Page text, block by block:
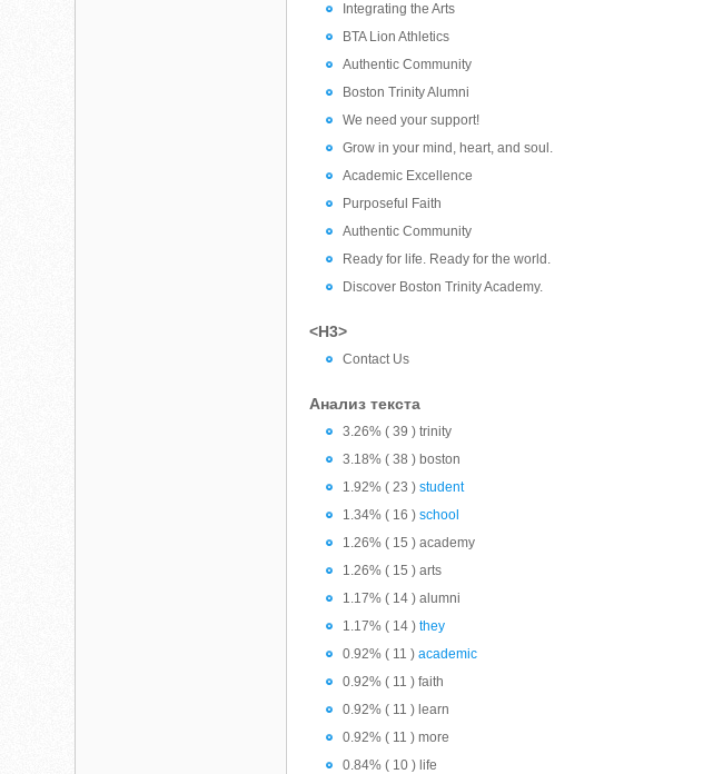
Integrating the Arts
BTA Lion Athletics
Authentic Community
Boston Trinity Alumni
We need your support!
Grow in your mind, heart, and soul.
Academic Excellence
Purposeful Faith
Authentic Community
Ready for life. Ready for the world.
Discover Boston Trinity Academy.
<H3>
Contact Us
Анализ текста
3.26% ( 39 ) trinity
3.18% ( 38 ) boston
1.92% ( 23 )student
1.34% ( 16 )school
1.26% ( 15 ) academy
1.26% ( 15 ) arts
1.17% ( 14 ) alumni
1.17% ( 14 )they
0.92% ( 11 )academic
0.92% ( 11 ) faith
0.92% ( 11 ) learn
0.92% ( 11 ) more
0.84% ( 10 ) life